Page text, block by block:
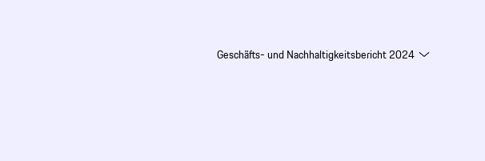
Geschäfts- und Nachhaltigkeitsbericht 2024